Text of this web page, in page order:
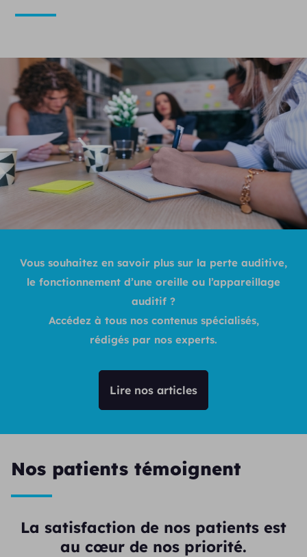
Vous souhaitez en savoir plus sur la perte auditive,
le fonctionnement d’une oreille ou l’appareillage
auditif ?
Accédez à tous nos contenus spécialisés,
rédigés par nos experts.
Lire nos articles
Nos patients témoignent
La satisfaction de nos patients est
au cœur de nos priorité.